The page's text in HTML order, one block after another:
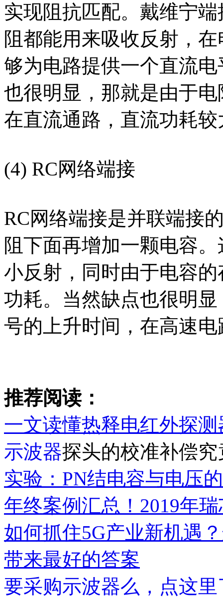
实现阻抗匹配。戴维宁
阻都能用来吸收反射，
够为电路提供一个直流
也很明显，那就是由于
在直流通路，直流功耗较
(4) RC网络端接
RC网络端接是并联端接
阻下面再增加一颗电容
小反射，同时由于电容
功耗。当然缺点也很明
号的上升时间，在高速
推荐阅读：
一文读懂热释电红外探测
示波器探头的校准补偿究
实验：PN结电容与电压
年终案例汇总！2019年
如何抓住5G产业新机遇
带来最好的答案
要采购示波器么，点这